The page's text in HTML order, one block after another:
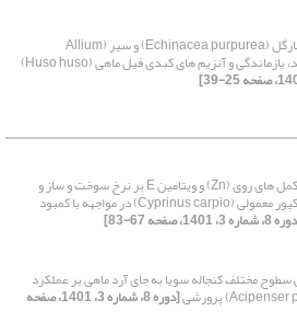
اثرات عصاره های پودری سرخارگل (Echinacea purpurea) و سیر (Allium
sativum) بر شاخص های رشد، بازماندگی و آنزیم های کبدی فیل ماهی (Huso huso)
تأثیر رژیم های غذایی حاوی مکمل های روی (Zn) و ویتامین E بر نرخ سوخت و ساز و
برخی شاخص های رشد ماهی کپور معمولی (Cyprinus carpio) در مواجهه با کمبود
3، 1401، صفحه 67-83]
سطوح مختلف کنجاله سویا به جای آرد ماهی بر عملکرد
[دوره 8، شماره 3، 1401، صفحه